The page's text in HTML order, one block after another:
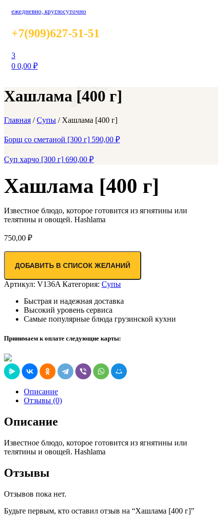
ежедневно, круглосуточно
+7(909)627-51-51
3
0 0,00 ₽
Хашлама [400 г]
Главная /Супы / Хашлама [400 г]
Борщ со сметаной [300 г] 590,00 ₽
Суп харчо [300 г] 690,00 ₽
Хашлама [400 г]
Известное блюдо, которое готовится из ягнятины или
телятины и овощей. Hashlama
750,00 ₽
ДОБАВИТЬ В СПИСОК ЖЕЛАНИЙ
Артикул: V136A Категория: Супы
Быстрая и надежная доставка
Высокий уровень сервиса
Самые популярные блюда грузинской кухни
Принимаем к оплате следующие карты:
Описание
Отзывы (0)
Описание
Известное блюдо, которое готовится из ягнятины или
телятины и овощей. Hashlama
Отзывы
Отзывов пока нет.
Будьте первым, кто оставил отзыв на “Хашлама [400 г]”